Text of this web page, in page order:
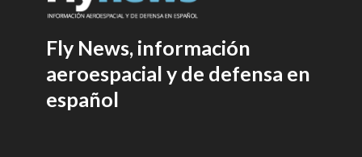
Fly News, información
aeroespacial y de defensa en
español